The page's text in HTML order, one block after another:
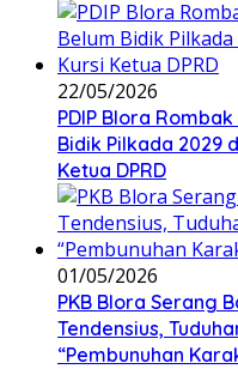
22/05/2026
PDIP Blora
Bidik Pilkada 2029
Ketua DPRD
01/05/2026
PKB Blora Serang
Tendensius,
“Pembunuhan